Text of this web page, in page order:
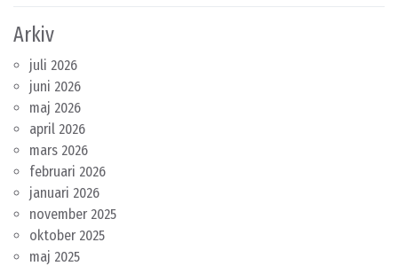
Arkiv
juli 2026
juni 2026
maj 2026
april 2026
mars 2026
februari 2026
januari 2026
november 2025
oktober 2025
maj 2025